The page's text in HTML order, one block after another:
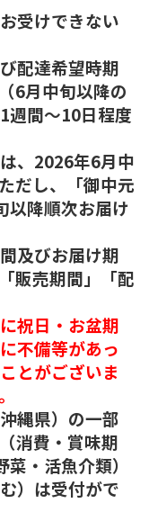
受けできない
配達希望時期
6月中旬以降の
週間～10日程度
、2026年6月中
だし、「御中元
以降順次お届け
及びお届け期
販売期間」「配
祝日・お盆期
不備等があっ
とがございま
縄県）の一部
消費・賞味期
・活魚介類）
）は受付がで